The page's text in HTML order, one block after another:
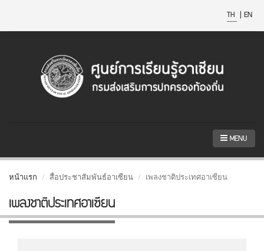
TH | EN
MENU
หน้าแรก สื่อประชาสัมพันธ์อาเซียน เพลงชาติประเทศอาเซียน
เพลงชาติประเทศอาเซียน